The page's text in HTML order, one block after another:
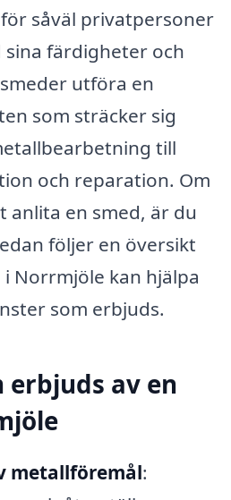
såväl privatpersoner
färdigheter och
utföra en
som sträcker sig
till
och reparation. Om
anlita en smed, är du
följer en översikt
Norrmjöle kan hjälpa
som erbjuds.
erbjuds av en
metallföremål: